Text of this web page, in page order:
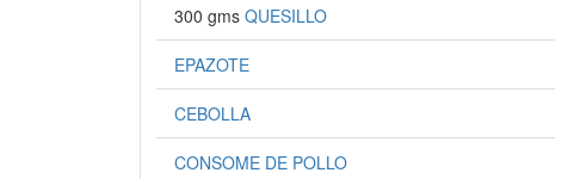
300 gms QUESILLO
EPAZOTE
CEBOLLA
CONSOME DE POLLO